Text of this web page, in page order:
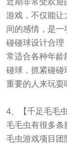
游戏，不仅能让
间的感情，是
碰碰球设计合
常适合各种年龄
碰球，抓紧碰碰
重要的人来玩耍
4、【千足毛毛虫
毛毛虫有很多
毛虫游戏项目团